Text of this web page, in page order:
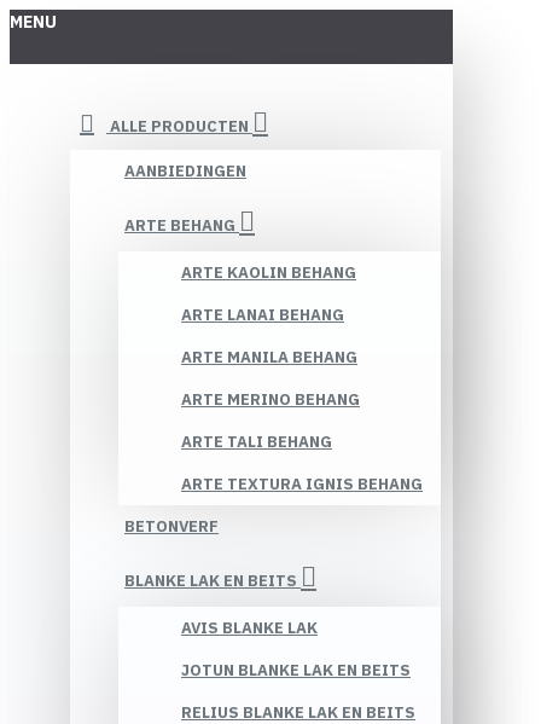
MENU
ALLE PRODUCTEN
AANBIEDINGEN
ARTE BEHANG
ARTE KAOLIN BEHANG
ARTE LANAI BEHANG
ARTE MANILA BEHANG
ARTE MERINO BEHANG
ARTE TALI BEHANG
ARTE TEXTURA IGNIS BEHANG
BETONVERF
BLANKE LAK EN BEITS
AVIS BLANKE LAK
JOTUN BLANKE LAK EN BEITS
RELIUS BLANKE LAK EN BEITS